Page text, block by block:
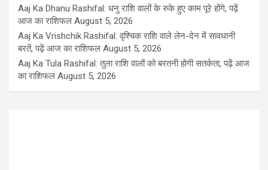
Aaj Ka Dhanu Rashifal: धनु राशि वालों के रुके हुए काम पूरे होंगे, पढ़ें
आज का राशिफल August 5, 2026
Aaj Ka Vrishchik Rashifal: वृश्चिक राशि वाले लेन-देन में सावधानी
बरतें, पढ़ें आज का राशिफल August 5, 2026
Aaj Ka Tula Rashifal: तुला राशि वालों को बरतनी होगी सतर्कता, पढ़ें आज
का राशिफल August 5, 2026